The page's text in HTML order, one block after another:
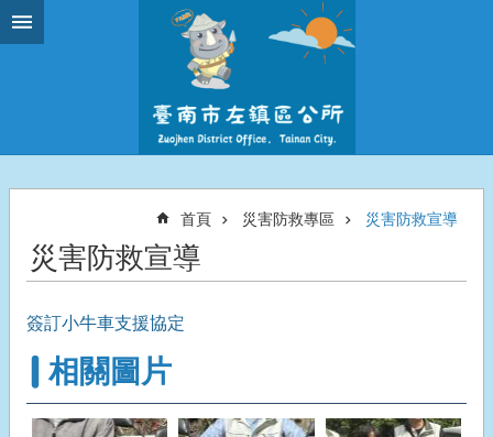
跳到主要內容區塊
首頁 災害防救專區 災害防救宣導
災害防救宣導
簽訂小牛車支援協定
相關圖片